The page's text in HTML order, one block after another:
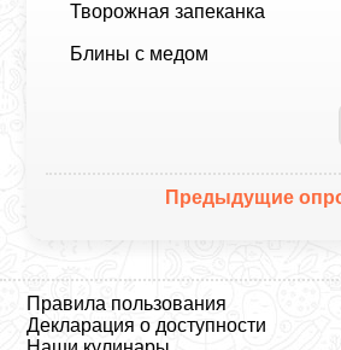
Творожная запеканка
Блины с медом
Предыдущие
Правила пользования
Декларация о доступности